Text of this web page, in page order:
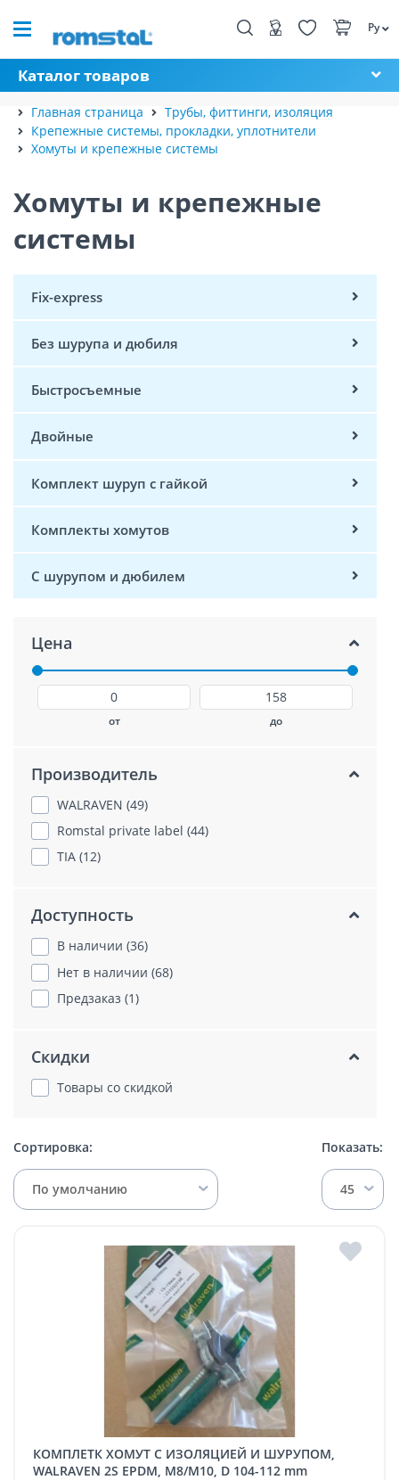
Ру
Каталог товаров
Главная страница
Трубы, фиттинги, изоляция
Крепежные системы, прокладки, уплотнители
Хомуты и крепежные системы
Хомуты и крепежные
системы
Fix-express
Без шурупа и дюбиля
Быстросъемные
Двойные
Комплект шуруп с гайкой
Комплекты хомутов
С шурупом и дюбилем
Цена
от до
Производитель
WALRAVEN (49)
Romstal private label (44)
TIA (12)
Доступность
В наличии (36)
Нет в наличии (68)
Предзаказ (1)
Скидки
Товары со скидкой
Сортировка:
По умолчанию
Показать:
45
КОМПЛЕТК ХОМУТ С ИЗОЛЯЦИЕЙ И ШУРУПОМ,
WALRAVEN 2S EPDM, M8/M10, D 104-112 mm